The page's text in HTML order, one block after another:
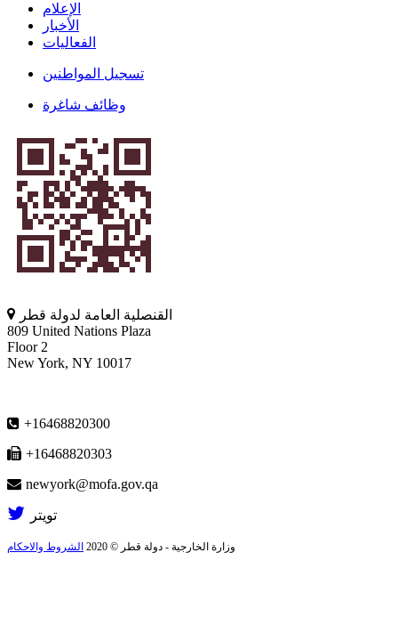
الإعلام
الأخبار
الفعاليات
تسجيل المواطنين
وظائف شاغرة
القنصلية العامة لدولة قطر
809 United Nations Plaza
Floor 2
New York, NY 10017
+16468820300
+16468820303
newyork@mofa.gov.qa
تويتر
وزارة الخارجية - دولة قطر © 2020 الشروط والاحكام